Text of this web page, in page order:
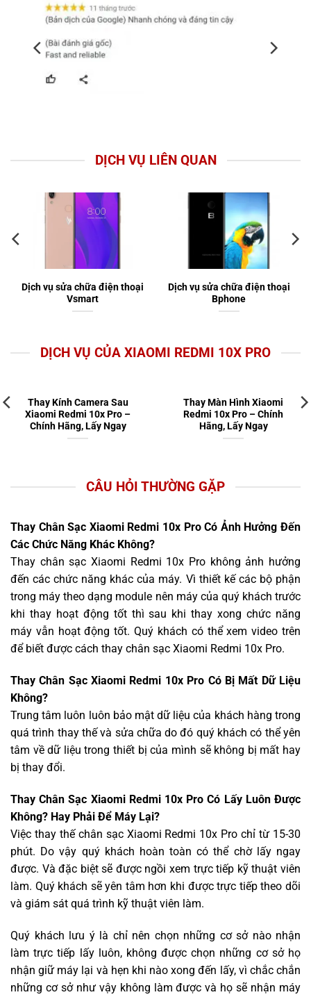
DỊCH VỤ LIÊN QUAN
Dịch vụ sửa chữa điện thoại
Vsmart
Dịch vụ sửa chữa điện thoại
Bphone
DỊCH VỤ CỦA XIAOMI REDMI 10X PRO
Thay Kính Camera Sau
Xiaomi Redmi 10x Pro –
Chính Hãng, Lấy Ngay
Thay Màn Hình Xiaomi
Redmi 10x Pro – Chính
Hãng, Lấy Ngay
CÂU HỎI THƯỜNG GẶP
Thay Chân Sạc Xiaomi Redmi 10x Pro Có Ảnh Hưởng Đến
Các Chức Năng Khác Không?
Thay chân sạc Xiaomi Redmi 10x Pro không ảnh hưởng
đến các chức năng khác của máy. Vì thiết kế các bộ phận
trong máy theo dạng module nên máy của quý khách trước
khi thay hoạt động tốt thì sau khi thay xong chức năng
máy vẫn hoạt động tốt. Quý khách có thể xem video trên
để biết được cách thay chân sạc Xiaomi Redmi 10x Pro.
Thay Chân Sạc Xiaomi Redmi 10x Pro Có Bị Mất Dữ Liệu
Không?
Trung tâm luôn luôn bảo mật dữ liệu của khách hàng trong
quá trình thay thế và sửa chữa do đó quý khách có thể yên
tâm về dữ liệu trong thiết bị của mình sẽ không bị mất hay
bị thay đổi.
Thay Chân Sạc Xiaomi Redmi 10x Pro Có Lấy Luôn Được
Không? Hay Phải Để Máy Lại?
Việc thay thế chân sạc Xiaomi Redmi 10x Pro chỉ từ 15-30
phút. Do vậy quý khách hoàn toàn có thể chờ lấy ngay
được. Và đặc biệt sẽ được ngồi xem trực tiếp kỹ thuật viên
làm. Quý khách sẽ yên tâm hơn khi được trực tiếp theo dõi
và giám sát quá trình kỹ thuật viên làm.
Quý khách lưu ý là chỉ nên chọn những cơ sở nào nhận
làm trực tiếp lấy luôn, không được chọn những cơ sở họ
nhận giữ máy lại và hẹn khi nào xong đến lấy, vì chắc chắn
những cơ sở như vậy không làm được và họ sẽ nhận máy